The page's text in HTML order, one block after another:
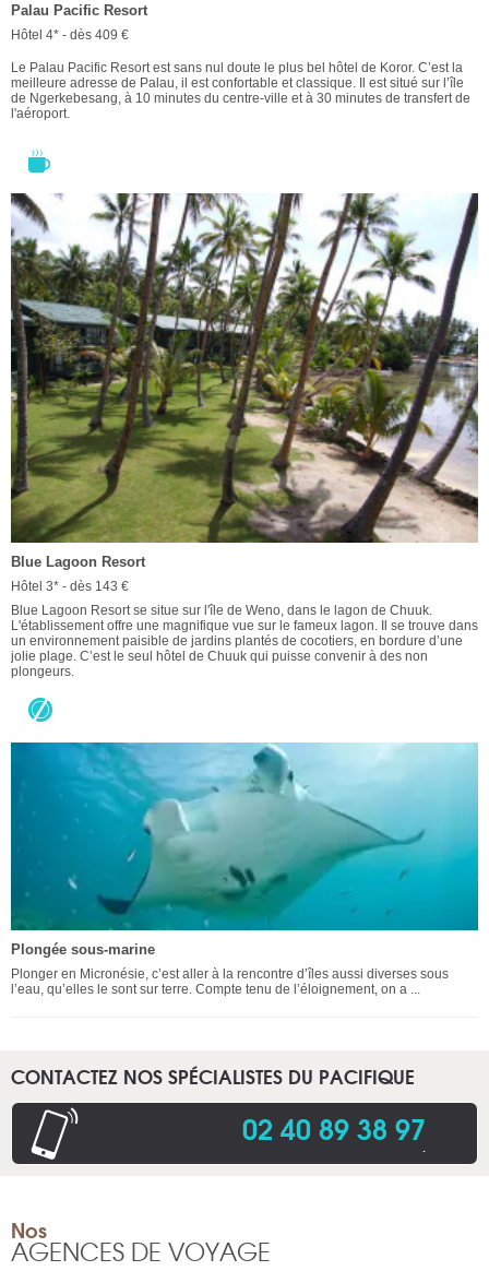
Palau Pacific Resort
Hôtel 4* - dès 409 €
Le Palau Pacific Resort est sans nul doute le plus bel hôtel de Koror. C’est la
meilleure adresse de Palau, il est confortable et classique. Il est situé sur l’île
de Ngerkebesang, à 10 minutes du centre-ville et à 30 minutes de transfert de
l'aéroport.
Blue Lagoon Resort
Hôtel 3* - dès 143 €
Blue Lagoon Resort se situe sur l'île de Weno, dans le lagon de Chuuk.
L'établissement offre une magnifique vue sur le fameux lagon. Il se trouve dans
un environnement paisible de jardins plantés de cocotiers, en bordure d’une
jolie plage. C’est le seul hôtel de Chuuk qui puisse convenir à des non
plongeurs.
Plongée sous-marine
Plonger en Micronésie, c’est aller à la rencontre d’îles aussi diverses sous
l’eau, qu’elles le sont sur terre. Compte tenu de l’éloignement, on a ...
CONTACTEZ NOS SPÉCIALISTES DU PACIFIQUE
02 40 89 38 97
Nos
AGENCES DE VOYAGE